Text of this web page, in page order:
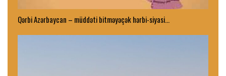
Qərbi Azərbaycan – müddəti bitməyəçək hərbi-siyasi…